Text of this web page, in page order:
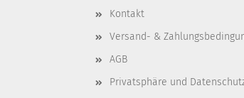
Kontakt
Versand- &
AGB
Privatsphäre und